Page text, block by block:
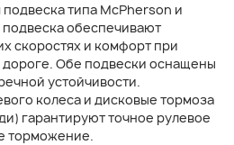
типа McPherson и
обеспечивают
скоростях и комфорт при
Обе подвески оснащены
устойчивости.
колеса и дисковые тормоза
гарантируют точное рулевое
торможение.